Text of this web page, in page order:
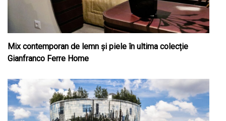
Mix contemporan de lemn şi piele în ultima colecție
Gianfranco Ferre Home